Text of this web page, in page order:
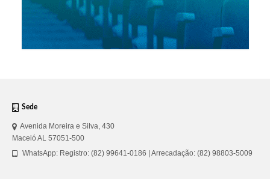
Sede
Avenida Moreira e Silva, 430
Maceió AL 57051-500
WhatsApp: Registro: (82) 99641-0186 | Arrecadação: (82) 98803-5009